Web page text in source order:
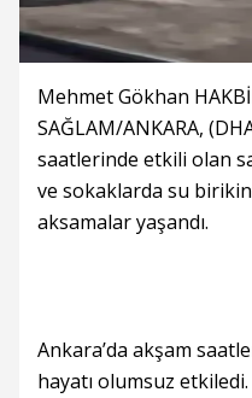
Mehmet Gökhan
SAĞLAM/ANKARA,
saatlerinde etkili olan
ve sokaklarda su
aksamalar yaşandı.
Ankara’da akşam
hayatı olumsuz